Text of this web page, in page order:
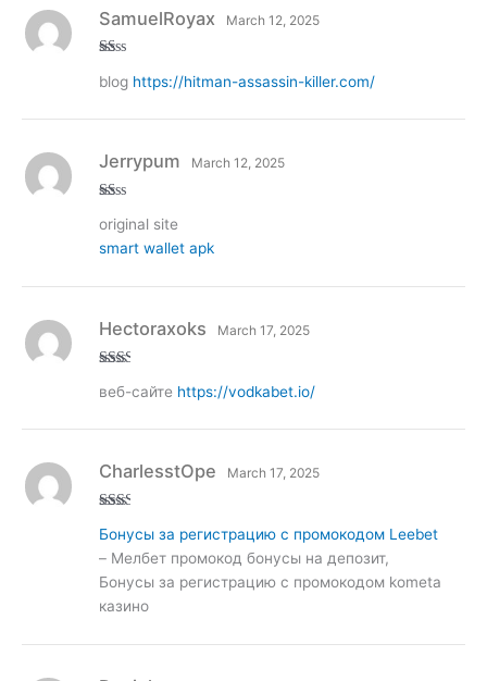
at
of
5
SamuelRoyax March 12, 2025
blog https://hitman-assassin-killer.com/
at
1
t
Jerrypum March 12, 2025
original site
smart wallet apk
d2
Hectoraxoks March 17, 2025
веб-сайте https://vodkabet.io/
d2
out
of 5
CharlesstOpe March 17, 2025
Бонусы за регистрацию с промокодом Leebet
– Мелбет промокод бонусы на депозит,
Бонусы за регистрацию с промокодом kometa
казино